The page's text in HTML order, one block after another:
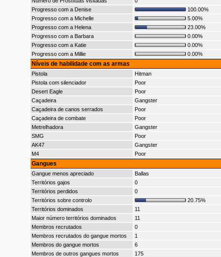
Progresso com a Denise
100.00%
Progresso com a Michelle
5.00%
Progresso com a Helena
23.00%
Progresso com a Barbara
0.00%
Progresso com a Katie
0.00%
Progresso com a Millie
0.00%
Níveis de habilidade com as armas
Pistola
Hitman
Pistola com silenciador
Poor
Desert Eagle
Poor
Caçadeira
Gangster
Caçadeira de canos serrados
Poor
Caçadeira de combate
Poor
Metrelhadora
Gangster
SMG
Poor
AK47
Gangster
M4
Poor
Gangues
Gangue menos apreciado
Ballas
Territórios gajos
0
Territórios perdidos
0
Territórios sobre controlo
20.75%
Territórios dominados
11
Maior número territórios dominados
11
Membros recrutados
0
Membros recrutados do gangue mortos
1
Membros do gangue mortos
6
Membros de outros gangues mortos
175